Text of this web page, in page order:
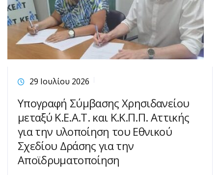
29 Ιουλίου 2026
Υπογραφή Σύμβασης Χρησιδανείου
μεταξύ Κ.Ε.Α.Τ. και Κ.Κ.Π.Π. Αττικής
για την υλοποίηση του Εθνικού
Σχεδίου Δράσης για την
Αποϊδρυματοποίηση